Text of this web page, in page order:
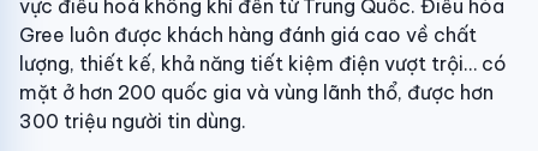
vực điều hoà không khí đến từ Trung Quốc. Điều hòa
Gree luôn được khách hàng đánh giá cao về chất
lượng, thiết kế, khả năng tiết kiệm điện vượt trội… có
mặt ở hơn 200 quốc gia và vùng lãnh thổ, được hơn
300 triệu người tin dùng.